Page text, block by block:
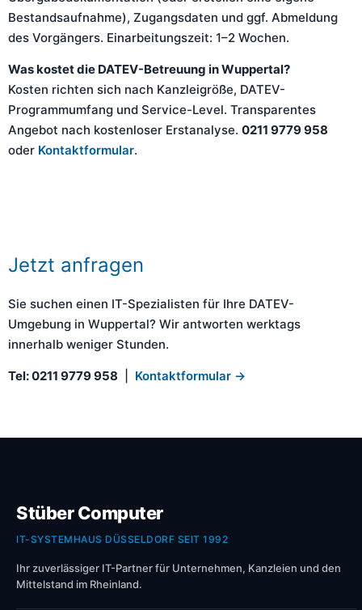
Bestandsaufnahme), Zugangsdaten und ggf. Abmeldung
des Vorgängers. Einarbeitungszeit: 1–2 Wochen.
Was kostet die DATEV-Betreuung in Wuppertal?
Kosten richten sich nach Kanzleigröße, DATEV-
Programmumfang und Service-Level. Transparentes
Angebot nach kostenloser Erstanalyse. 0211 9779 958
oder Kontaktformular.
Jetzt anfragen
Sie suchen einen IT-Spezialisten für Ihre DATEV-
Umgebung in Wuppertal? Wir antworten werktags
innerhalb weniger Stunden.
Tel: 0211 9779 958 Kontaktformular →
Stüber Computer
IT-SYSTEMHAUS DÜSSELDORF SEIT 1992
Ihr zuverlässiger IT-Partner für Unternehmen, Kanzleien und den
Mittelstand im Rheinland.